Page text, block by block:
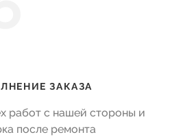
ЗАКАЗА
работ с нашей стороны и
после ремонта